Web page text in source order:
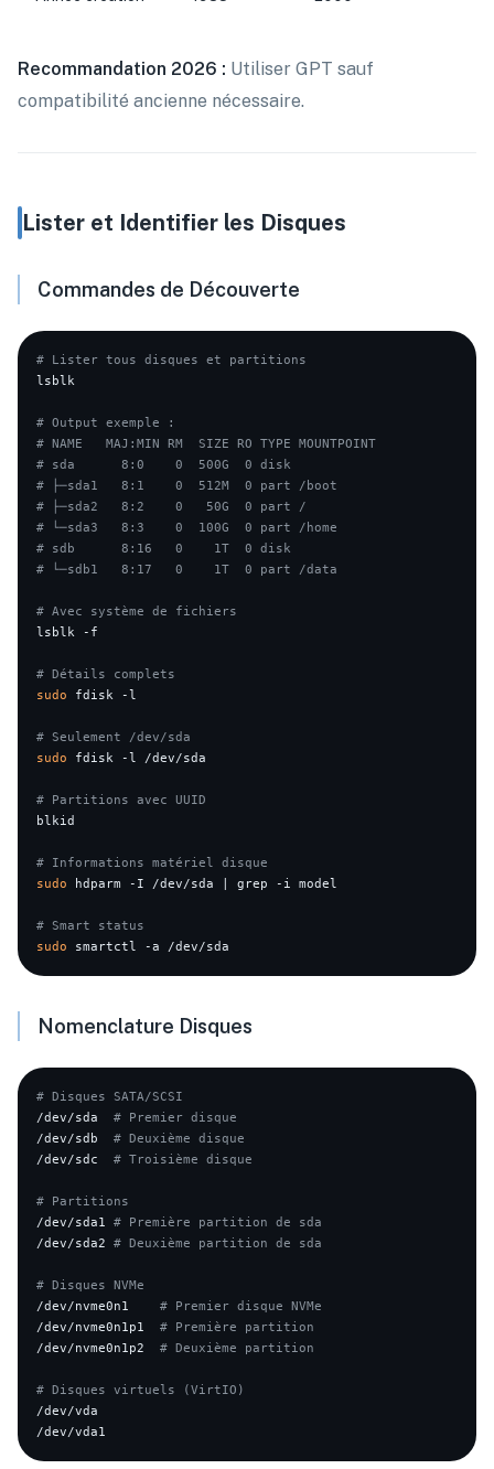
Recommandation 2026 : Utiliser GPT sauf
compatibilité ancienne nécessaire.
Lister et Identifier les Disques
Commandes de Découverte
# Lister tous disques et partitions
lsblk
# Output exemple :
# NAME   MAJ:MIN RM  SIZE RO TYPE MOUNTPOINT
# sda      8:0    0  500G  0 disk
# ├─sda1   8:1    0  512M  0 part /boot
# ├─sda2   8:2    0   50G  0 part /
# └─sda3   8:3    0  100G  0 part /home
# sdb      8:16   0    1T  0 disk
# └─sdb1   8:17   0    1T  0 part /data
# Avec système de fichiers
lsblk -f
# Détails complets
sudo fdisk -l
# Seulement /dev/sda
sudo fdisk -l /dev/sda
# Partitions avec UUID
blkid
# Informations matériel disque
sudo hdparm -I /dev/sda | grep -i model
# Smart status
sudo
Nomenclature Disques
# Disques SATA/SCSI
/dev/sda # Premier disque
/dev/sdb # Deuxième disque
/dev/sdc # Troisième disque
# Partitions
/dev/sda1 # Première partition de sda
/dev/sda2 # Deuxième partition de sda
# Disques NVMe
/dev/nvme0n1 # Premier disque NVMe
/dev/nvme0n1p1 # Première partition
/dev/nvme0n1p2 # Deuxième partition
# Disques virtuels (VirtIO)
/dev/vda